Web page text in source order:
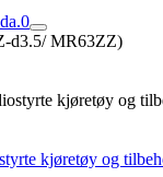
0
d3.5/ MR63ZZ)
kjøretøy og
kjøretøy og